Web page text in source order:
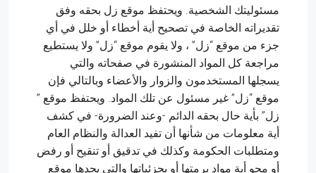
مسئوليتك الشخصية. ويحتفظ موقع زل بحقه وفق
تقديراته الخاصة في تصحيح أية أخطاء أو خلل في أي
جزء من موقع “زل” ، ولا يقوم موقع “زل” ولا يستطيع
مراجعة كل المواد المنشورة في صفحاته والتي
يسجلها المستخدمون والزوار والأعضاء وبالتالي فإن
موقع “زل” غير مسئول عن تلك المواد. ويحتفظ موقع ”
زل” بأية حال بحقه الدائم -وعند الضرورة- في كشف
أية معلومات من شأنها أن تفيد العدالة والنظام العام
ومتطلبات الحكومة وكذلك في تدقيق أو تنقيح أو رفض
أو محو أية مواد برمتها أو بجزئياتها والتي يجدها موقع